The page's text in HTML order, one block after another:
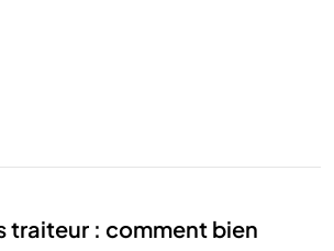
traiteur : comment bien